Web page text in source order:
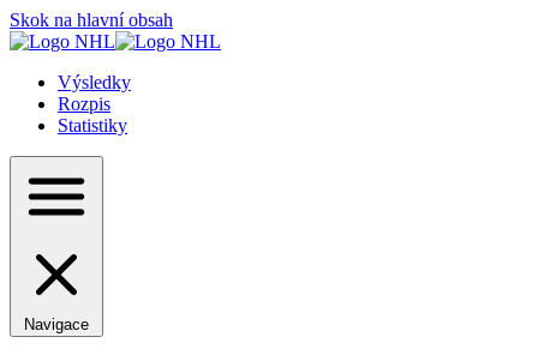
Skok na hlavní obsah
Výsledky
Rozpis
Statistiky
Navigace